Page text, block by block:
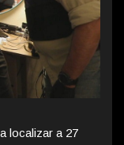
localizar a 27